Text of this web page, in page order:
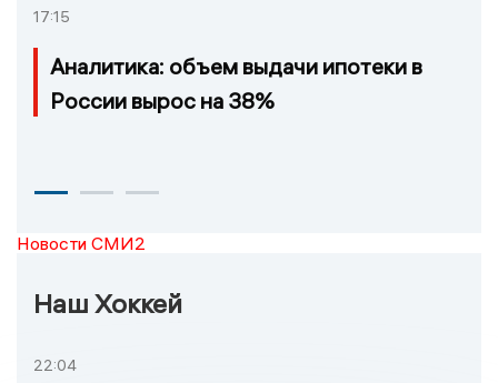
17:15
Аналитика: объем выдачи ипотеки в
России вырос на 38%
Новости СМИ2
Наш Хоккей
22:04